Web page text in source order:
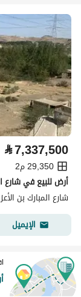
⃁7,337,500
29,350 م2
أرض للبيع في شارع
شارع المبارك بن
الإيميل